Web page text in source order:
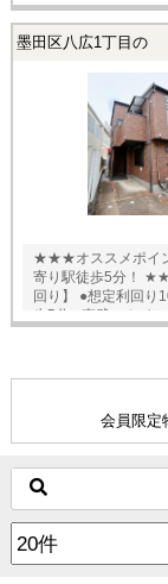
墨田区八広1丁目の
★★★オススメポイント
寄り駅徒歩5分！ ★★★★★★★★★★★★★★★★★★★★★★★★ 【利
回り】 ●想定利回り10.0％ 【交通】 ●京成押上線「京成曳舟」駅徒
歩5分 ●東武スカイツリーライン線「東向島」駅徒歩9分 ●東武線「曳
会員限定